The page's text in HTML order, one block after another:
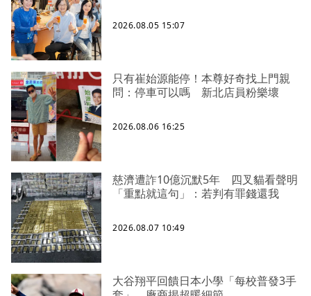
2026.08.05 15:07
只有崔始源能停！本尊好奇找上門親
問：停車可以嗎 新北店員粉樂壞
2026.08.06 16:25
慈濟遭詐10億沉默5年 四叉貓看聲明
「重點就這句」：若判有罪錢還我
2026.08.07 10:49
大谷翔平回饋日本小學「每校普發3手